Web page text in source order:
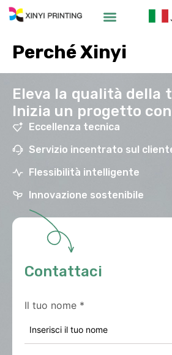
Perché Xinyi
Eleva la qualità della
Inizia un progetto
Eccellenza tecnica
Servizio incentrato sul
Flessibilità intelligente
Innovazione sostenibile
Contattaci
Il tuo nome *